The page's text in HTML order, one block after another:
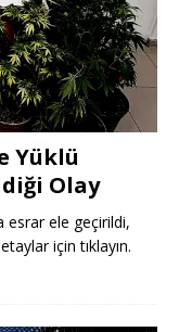
Yüklü
Olay
esrar ele geçirildi,
için tıklayın.